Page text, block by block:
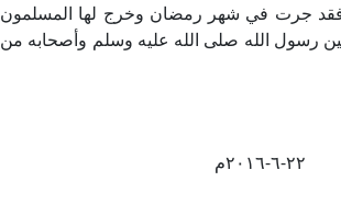
فقد جرت في شهر رمضان وخرج لها المسلمون
رسول الله صلى الله عليه وسلم وأصحابه من